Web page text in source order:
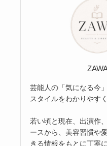
芸能人の「気になる今
スタイルをわかりやす
若い頃と現在、出演作
ースから、美容習慣や
きる情報をもとに丁寧